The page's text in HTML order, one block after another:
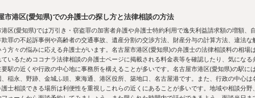
市港区(愛知県)での弁護士の探し方と法律相談の方法
区(愛知県)では万引き・窃盗罪の加害者弁護や弁護士特約利用で逸失利益請求額の増額
罪の不起訴事例や高齢者の交通事故、遺産分割の交渉方法、財産分与の計算方法、違法
方々の悩みに応える弁護士がいます。名古屋市港区(愛知県)の弁護士の法律相談料の相
ているためココナラ法律相談の弁護士ページに掲載される料金表等を確認したり、気にな
要駅の近くや行政の中心地に事務所を構えることが多いです。名古屋市港区(愛知県)の駅
稲永、野跡、金城ふ頭、東海通、港区役所、築地口、名古屋港です。また、行政の中心
士相談できる場所は利便性を重視しこれらの近くにあることが多いです。地域や相談分